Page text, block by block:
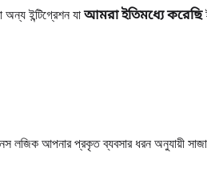
ইন্টিগ্রেশন যাআমরা ইতিমধ্যে করেছি
লজিক আপনার প্রকৃত ব্যবসার ধরন অনুযায়ী